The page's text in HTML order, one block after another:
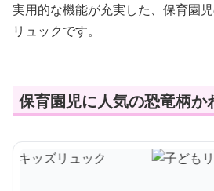
実用的な機能が充実した、保育園
リュックです。
保育園児に人気の恐竜柄か